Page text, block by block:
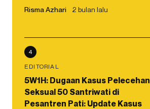
Risma Azhari 2 bulan lalu
4
EDITORIAL
5W1H: Dugaan Kasus Pelecehan
Seksual 50 Santriwati di
Pesantren Pati: Update Kasus